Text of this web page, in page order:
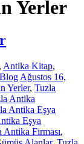
Yerler
, Antika Kitap,
Blog Ağustos 16,
Yerler, Tuzla
Antika
Antika Eşya
Eşya
Antika Firması,